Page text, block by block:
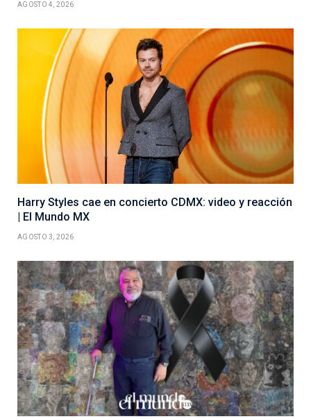
AGOSTO 4, 2026
Harry Styles cae en concierto CDMX: video y reacción
| El Mundo MX
AGOSTO 3, 2026